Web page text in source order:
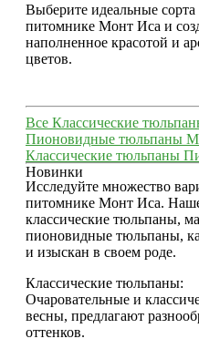
Выберите идеальные сорта
питомнике Монт Иса и
наполненное красотой и
цветов.
Все Классические
Пионовидные тюльпаны
Классические тюльпаны
Новинки
Исследуйте множество
питомнике Монт Иса. Наше
классические тюльпаны,
пионовидные тюльпаны,
и изыскан в своем роде.
Классические тюльпаны:
Очаровательные и
весны, предлагают
оттенков.